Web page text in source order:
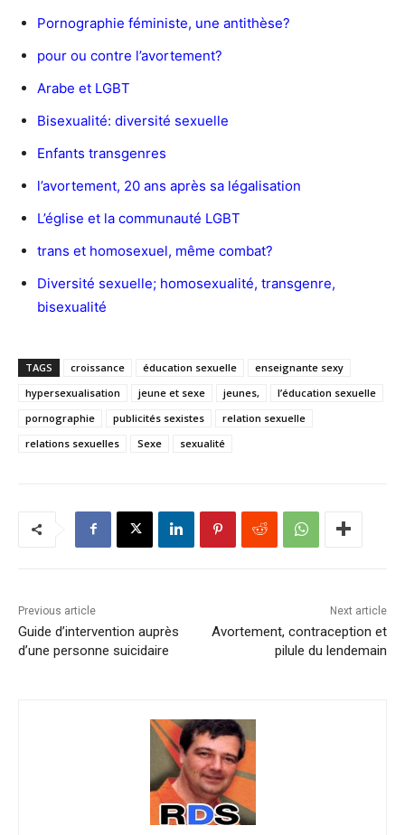
Pornographie féministe, une antithèse?
pour ou contre l’avortement?
Arabe et LGBT
Bisexualité: diversité sexuelle
Enfants transgenres
l’avortement, 20 ans après sa légalisation
L’église et la communauté LGBT
trans et homosexuel, même combat?
Diversité sexuelle; homosexualité, transgenre,
bisexualité
TAGS croissance éducation sexuelle
enseignante sexy
hypersexualisation
jeune et sexe jeunes,
l’éducation sexuelle
pornographie
publicités sexistes
relation sexuelle
relations sexuelles
Sexe sexualité
Previous article
Guide d’intervention auprès
d’une personne suicidaire
Next article
Avortement, contraception et
pilule du lendemain